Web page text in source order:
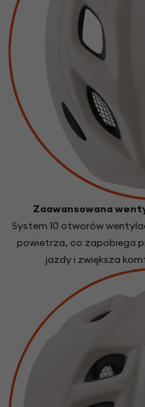
Zaawansowana
System 10 otworów
powietrza, co zapobiega
jazdy i zwiększa